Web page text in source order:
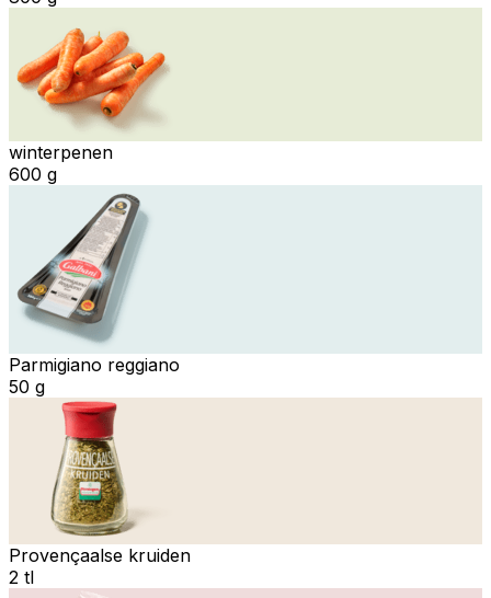
winterpenen
600 g
Parmigiano reggiano
50 g
Provençaalse kruiden
2 tl